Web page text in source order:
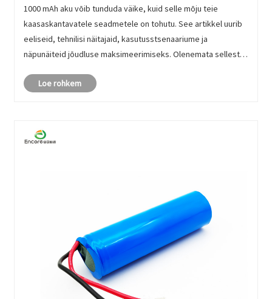
1000 mAh aku võib tunduda väike, kuid selle mõju teie
kaasaskantavatele seadmetele on tohutu. See artikkel uurib
eeliseid, tehnilisi näitajaid, kasutusstsenaariume ja
näpunäiteid jõudluse maksimeerimiseks. Olenemata sellest,
nüansside mõist......
Loe rohkem